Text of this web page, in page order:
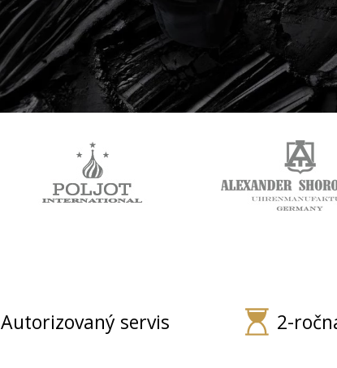
Autorizovaný servis 2-